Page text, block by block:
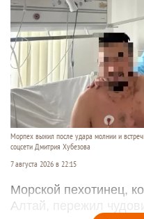
Морпех выжил после удара молнии и
соцсети Дмитрия Хубезова
7 августа 2026 в 22:15
Морской пехотинец,
Алтай, пережил